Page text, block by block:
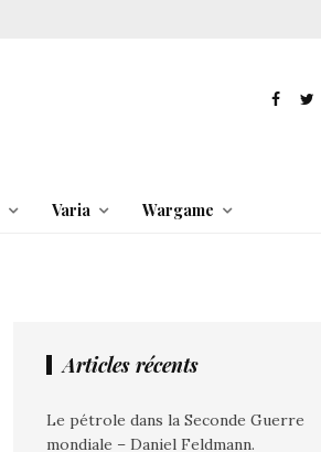
Varia Wargame
Articles récents
Le pétrole dans la Seconde Guerre
mondiale – Daniel Feldmann.